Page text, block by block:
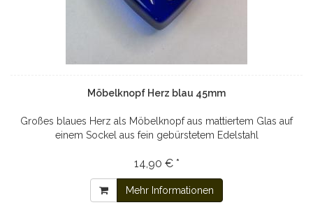
Möbelknopf Herz blau 45mm
Großes blaues Herz als Möbelknopf aus mattiertem Glas auf
einem Sockel aus fein gebürstetem Edelstahl
14,90 € *
Mehr Informationen